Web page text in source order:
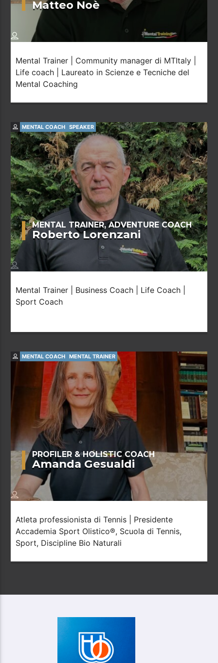
Matteo Noè
Mental Trainer | Community manager di MTItaly |
Life coach | Laureato in Scienze e Tecniche del
Mental Coaching
MENTAL COACH SPEAKER
MENTAL TRAINER, ADVENTURE COACH
Roberto Lorenzani
Mental Trainer | Business Coach | Life Coach |
Sport Coach
MENTAL COACH MENTAL TRAINER
PROFILER & HOLISTIC COACH
Amanda Gesualdi
Atleta professionista di Tennis | Presidente
Accademia Sport Olistico®, Scuola di Tennis,
Sport, Discipline Bio Naturali